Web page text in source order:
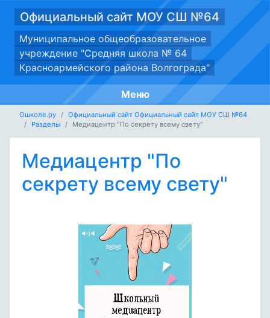
Официальный сайт МОУ СШ №64
Муниципальное общеобразовательное
учреждение "Средняя школа № 64
Красноармейского района Волгограда"
Меню
Ошколе.ру
Официальный сайт Официальный сайт МОУ СШ №64
Разделы
Медиацентр "По секрету всему свету"
Медиацентр "По
секрету всему свету"